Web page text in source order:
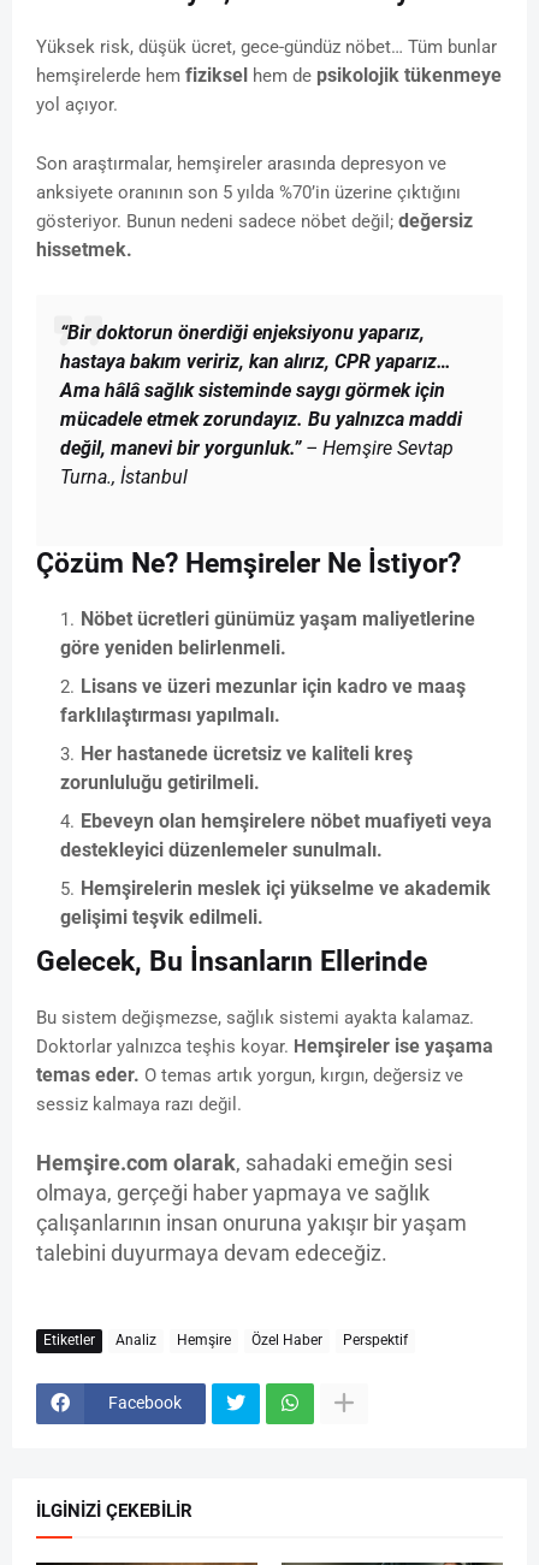
Yüksek risk, düşük ücret, gece-gündüz nöbet… Tüm bunlar
hemşirelerde hem fiziksel hem de psikolojik tükenmeye
yol açıyor.
Son araştırmalar, hemşireler arasında depresyon ve
anksiyete oranının son 5 yılda %70’in üzerine çıktığını
gösteriyor. Bunun nedeni sadece nöbet değil; değersiz
hissetmek.
“Bir doktorun önerdiği enjeksiyonu yaparız,
hastaya bakım veririz, kan alırız, CPR yaparız…
Ama hâlâ sağlık sisteminde saygı görmek için
mücadele etmek zorundayız. Bu yalnızca maddi
değil, manevi bir yorgunluk.”– Hemşire Sevtap
Turna., İstanbul
Çözüm Ne? Hemşireler Ne İstiyor?
Nöbet ücretleri günümüz yaşam maliyetlerine
göre yeniden belirlenmeli.
Lisans ve üzeri mezunlar için kadro ve maaş
farklılaştırması yapılmalı.
Her hastanede ücretsiz ve kaliteli kreş
zorunluluğu getirilmeli.
Ebeveyn olan hemşirelere nöbet muafiyeti veya
destekleyici düzenlemeler sunulmalı.
Hemşirelerin meslek içi yükselme ve akademik
gelişimi teşvik edilmeli.
Gelecek, Bu İnsanların Ellerinde
Bu sistem değişmezse, sağlık sistemi ayakta kalamaz.
Doktorlar yalnızca teşhis koyar. Hemşireler ise yaşama
temas eder. O temas artık yorgun, kırgın, değersiz ve
sessiz kalmaya razı değil.
Hemşire.com olarak, sahadaki emeğin sesi
olmaya, gerçeği haber yapmaya ve sağlık
çalışanlarının insan onuruna yakışır bir yaşam
talebini duyurmaya devam edeceğiz.
Etiketler Analiz Hemşire Özel Haber Perspektif
Facebook
İLGINIZI ÇEKEBILIR